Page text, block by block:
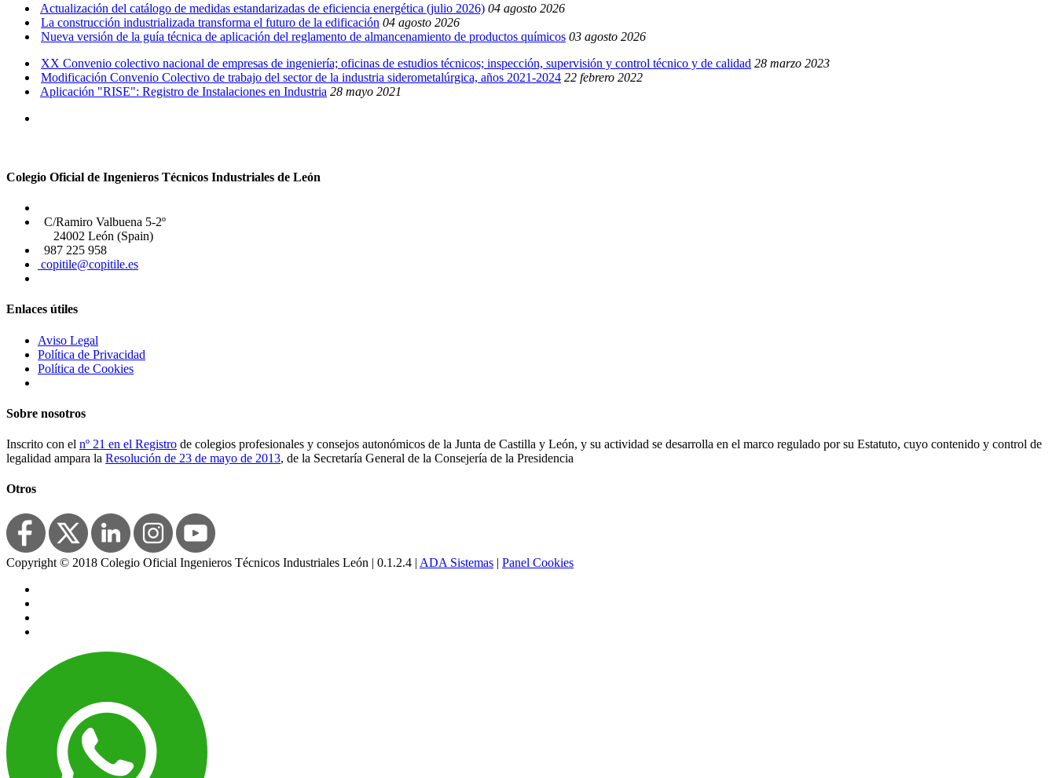
Actualización del catálogo de medidas estandarizadas de eficiencia energética (julio 2026) 04 agosto 2026
La construcción industrializada transforma el futuro de la edificación 04 agosto 2026
Nueva versión de la guía técnica de aplicación del reglamento de almancenamiento de productos químicos 03 agosto 2026
XX Convenio colectivo nacional de empresas de ingeniería; oficinas de estudios técnicos; inspección, supervisión y control técnico y de calidad 28 marzo 2023
Modificación Convenio Colectivo de trabajo del sector de la industria siderometalúrgica, años 2021-2024 22 febrero 2022
Aplicación "RISE": Registro de Instalaciones en Industria 28 mayo 2021
Colegio Oficial de Ingenieros Técnicos Industriales de León
C/Ramiro Valbuena 5-2º
24002 León (Spain)
987 225 958
copitile@copitile.es
Enlaces útiles
Aviso Legal
Política de Privacidad
Política de Cookies
Sobre nosotros
Inscrito con el nº 21 en el Registro de colegios profesionales y consejos autonómicos de la Junta de Castilla y León, y su actividad se desarrolla en el marco regulado por su Estatuto, cuyo contenido y control de
legalidad ampara la Resolución de 23 de mayo de 2013, de la Secretaría General de la Consejería de la Presidencia
Otros
Copyright © 2018 Colegio Oficial Ingenieros Técnicos Industriales León | 0.1.2.4 | ADA Sistemas | Panel Cookies